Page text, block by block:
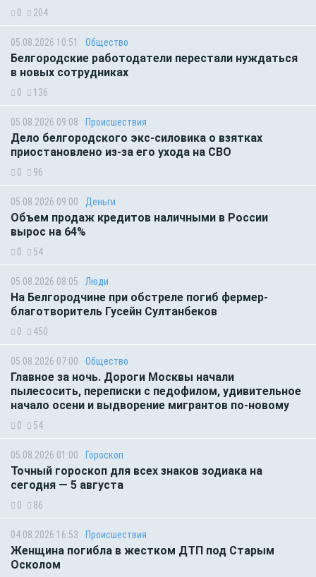
0 204
05.08.2026 10:51 Общество
Белгородские работодатели перестали нуждаться
в новых сотрудниках
0 136
05.08.2026 09:08 Происшествия
Дело белгородского экс-силовика о взятках
приостановлено из-за его ухода на СВО
0 96
05.08.2026 09:00 Деньги
Объем продаж кредитов наличными в России
вырос на 64%
0 54
05.08.2026 08:05 Люди
На Белгородчине при обстреле погиб фермер-
благотворитель Гусейн Султанбеков
0 450
05.08.2026 07:00 Общество
Главное за ночь. Дороги Москвы начали
пылесосить, переписки с педофилом, удивительное
начало осени и выдворение мигрантов по-новому
0 54
05.08.2026 01:00 Гороскоп
Точный гороскоп для всех знаков зодиака на
сегодня — 5 августа
0 86
04.08.2026 16:53 Происшествия
Женщина погибла в жестком ДТП под Старым
Осколом